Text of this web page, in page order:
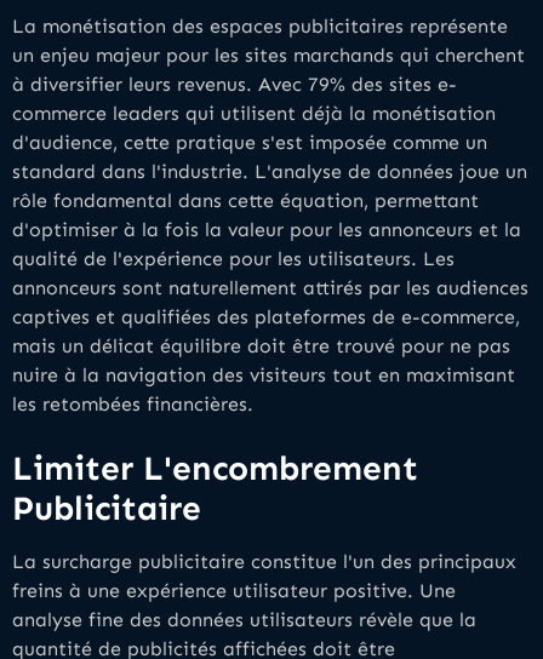
La monétisation des espaces publicitaires représente
un enjeu majeur pour les sites marchands qui cherchent
à diversifier leurs revenus. Avec 79% des sites e-
commerce leaders qui utilisent déjà la monétisation
d'audience, cette pratique s'est imposée comme un
standard dans l'industrie. L'analyse de données joue un
rôle fondamental dans cette équation, permettant
d'optimiser à la fois la valeur pour les annonceurs et la
qualité de l'expérience pour les utilisateurs. Les
annonceurs sont naturellement attirés par les audiences
captives et qualifiées des plateformes de e-commerce,
mais un délicat équilibre doit être trouvé pour ne pas
nuire à la navigation des visiteurs tout en maximisant
les retombées financières.
Limiter L'encombrement
Publicitaire
La surcharge publicitaire constitue l'un des principaux
freins à une expérience utilisateur positive. Une
analyse fine des données utilisateurs révèle que la
quantité de publicités affichées doit être